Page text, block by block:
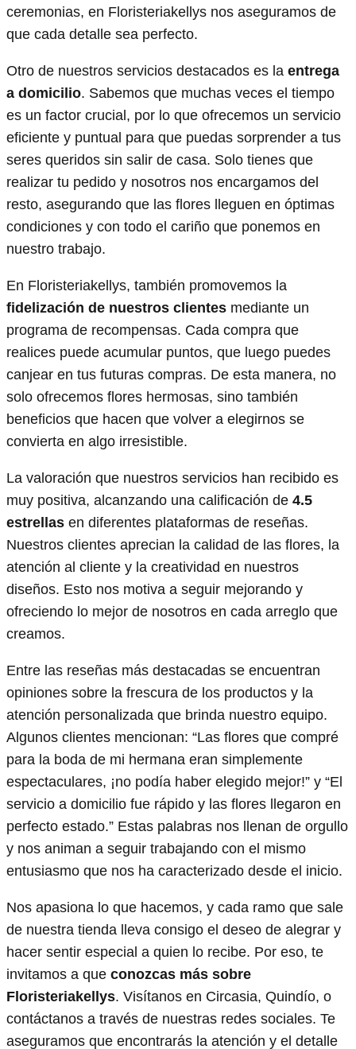
ceremonias, en Floristeriakellys nos aseguramos de
que cada detalle sea perfecto.
Otro de nuestros servicios destacados es la entrega
a domicilio. Sabemos que muchas veces el tiempo
es un factor crucial, por lo que ofrecemos un servicio
eficiente y puntual para que puedas sorprender a tus
seres queridos sin salir de casa. Solo tienes que
realizar tu pedido y nosotros nos encargamos del
resto, asegurando que las flores lleguen en óptimas
condiciones y con todo el cariño que ponemos en
nuestro trabajo.
En Floristeriakellys, también promovemos la
fidelización de nuestros clientes mediante un
programa de recompensas. Cada compra que
realices puede acumular puntos, que luego puedes
canjear en tus futuras compras. De esta manera, no
solo ofrecemos flores hermosas, sino también
beneficios que hacen que volver a elegirnos se
convierta en algo irresistible.
La valoración que nuestros servicios han recibido es
muy positiva, alcanzando una calificación de 4.5
estrellas en diferentes plataformas de reseñas.
Nuestros clientes aprecian la calidad de las flores, la
atención al cliente y la creatividad en nuestros
diseños. Esto nos motiva a seguir mejorando y
ofreciendo lo mejor de nosotros en cada arreglo que
creamos.
Entre las reseñas más destacadas se encuentran
opiniones sobre la frescura de los productos y la
atención personalizada que brinda nuestro equipo.
Algunos clientes mencionan: “Las flores que compré
para la boda de mi hermana eran simplemente
espectaculares, ¡no podía haber elegido mejor!” y “El
servicio a domicilio fue rápido y las flores llegaron en
perfecto estado.” Estas palabras nos llenan de orgullo
y nos animan a seguir trabajando con el mismo
entusiasmo que nos ha caracterizado desde el inicio.
Nos apasiona lo que hacemos, y cada ramo que sale
de nuestra tienda lleva consigo el deseo de alegrar y
hacer sentir especial a quien lo recibe. Por eso, te
invitamos a que conozcas más sobre
Floristeriakellys. Visítanos en Circasia, Quindío, o
contáctanos a través de nuestras redes sociales. Te
aseguramos que encontrarás la atención y el detalle